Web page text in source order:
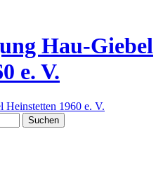
Hau-Giebel
e. V.